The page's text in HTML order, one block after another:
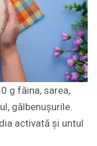
g făina, sarea,
gălbenușurile.
activată și untul